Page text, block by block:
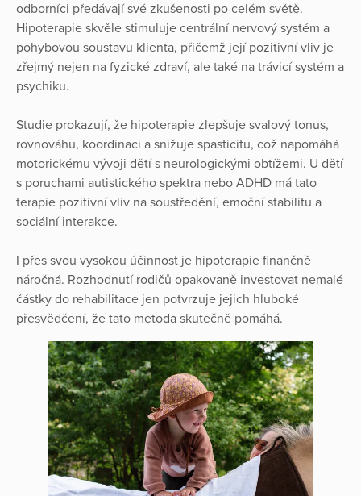
odborníci předávají své zkušenosti po celém světě.
Hipoterapie skvěle stimuluje centrální nervový systém a
pohybovou soustavu klienta, přičemž její pozitivní vliv je
zřejmý nejen na fyzické zdraví, ale také na trávicí systém a
psychiku.
Studie prokazují, že hipoterapie zlepšuje svalový tonus,
rovnováhu, koordinaci a snižuje spasticitu, což napomáhá
motorickému vývoji dětí s neurologickými obtížemi. U dětí
s poruchami autistického spektra nebo ADHD má tato
terapie pozitivní vliv na soustředění, emoční stabilitu a
sociální interakce.
I přes svou vysokou účinnost je hipoterapie finančně
náročná. Rozhodnutí rodičů opakovaně investovat nemalé
částky do rehabilitace jen potvrzuje jejich hluboké
přesvědčení, že tato metoda skutečně pomáhá.